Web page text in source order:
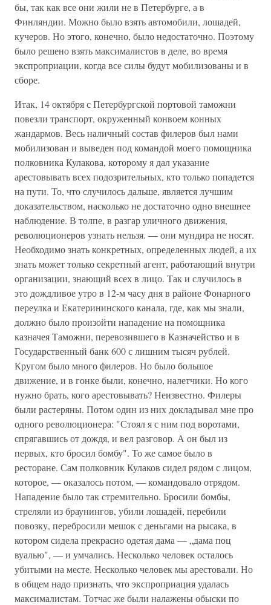
бы, так как все они жили не в Петербурге, а в
Финляндии. Можно было взять автомобили, лошадей,
кучеров. Но этого, конечно, было недостаточно. Поэтому
было решено взять максималистов в деле, во время
экспроприации, когда все силы будут мобилизованы и в
сборе.
Итак, 14 октября с Петербургской портовой таможни
повезли транспорт, окруженный конвоем конных
жандармов. Весь наличный состав филеров был нами
мобилизован и выведен под командой моего помощника
полковника Кулакова, которому я дал указание
арестовывать всех подозрительных, кто только попадется
на пути. То, что случилось дальше, является лучшим
доказательством, насколько не достаточно одно внешнее
наблюдение. В толпе, в разгар уличного движения,
революционеров узнать нельзя. — они мундира не носят.
Необходимо знать конкретных, определенных людей, а их
знать может только секретный агент, работающий внутри
организации, знающий всех в лицо. Так и случилось в
это дождливое утро в 12-м часу дня в районе Фонарного
переулка и Екатерининского канала, где, как мы знали,
должно было произойти нападение на помощника
казначея Таможни, перевозившего в Казначейство и в
Государственный банк 600 с лишним тысяч рублей.
Кругом было много филеров. Но было большое
движение, и в гонке были, конечно, налетчики. Но кого
нужно брать, кого арестовывать? Неизвестно. Филеры
были растеряны. Потом один из них докладывал мне про
одного революционера: "Стоял я с ним под воротами,
спрягавшись от дождя, и вел разговор. А он был из
первых, кто бросил бомбу". То же самое было в
ресторане. Сам полковник Кулаков сидел рядом с лицом,
которое, — оказалось потом, — командовало отрядом.
Нападение было так стремительно. Бросили бомбы,
стреляли из браунингов, убили лошадей, перебили
повозку, перебросили мешок с деньгами на рысака, в
котором сидела прекрасно одетая дама — „дама поц
вуалью", — и умчались. Несколько человек осталось
убитыми на месте. Несколько человек мы арестовали. Но
в общем надо признать, что экспроприация удалась
максималистам. Тотчас же были налажены обыски по